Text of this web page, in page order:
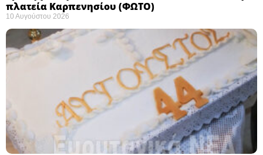
πλατεία Καρπενησίου (ΦΩΤΟ)
10 Αυγούστου 2026